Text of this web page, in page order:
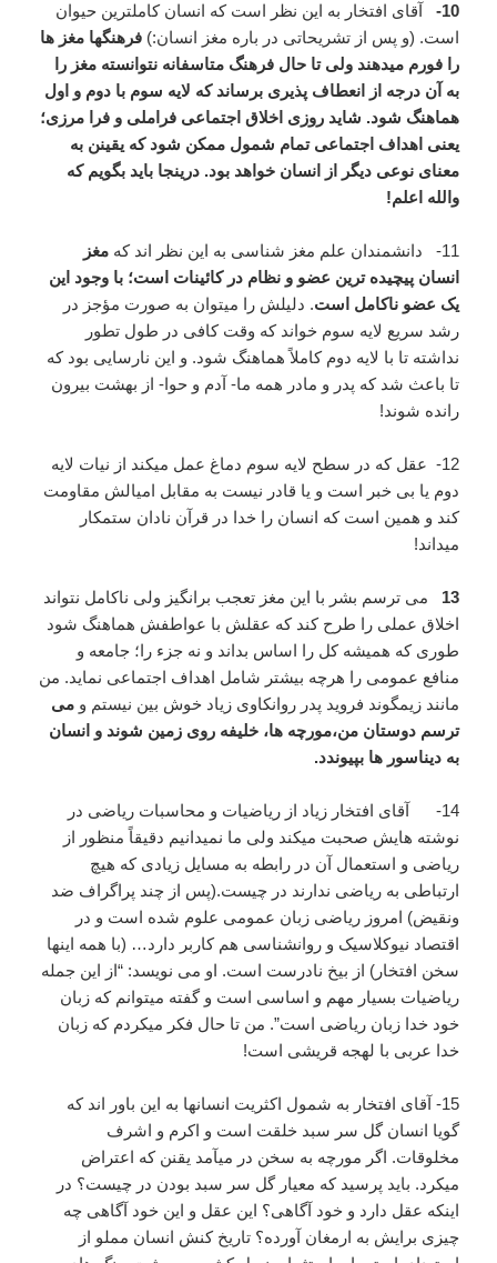
10-
آقای افتخار به این نظر است که انسان کاملترین حیوان
است. (و پس از تشریحاتی در باره مغز انسان:)فرهنگها مغز ها
را فورم میدهند ولی تا حال فرهنگ متاسفانه نتوانسته مغز را
به آن درجه از انعطاف پذیری برساند که لایه سوم با دوم و اول
هماهنگ شود. شاید روزی اخلاق اجتماعی فراملی و فرا مرزی؛
یعنی اهداف اجتماعی تمام شمول ممکن شود که یقینن به
معنای نوعی دیگر از انسان خواهد بود. درینجا باید بگویم که
والله اعلم!
11- دانشمندان علم مغز شناسی به این نظر اند که
مغز
انسان پیچیده ترین عضو و نظام در کائینات است؛ با وجود این
یک عضو ناکامل است. دلیلش را میتوان به صورت مؤجز در
رشد سریع لایه سوم خواند که وقت کافی در طول تطور
نداشته تا با لایه دوم کاملاً هماهنگ شود. و این نارسایی بود که
تا باعث شد که پدر و مادر همه ما- آدم و حوا- از بهشت بیرون
رانده شوند!
12- عقل که در سطح لایه سوم دماغ عمل میکند از نیات لایه
دوم یا بی خبر است و یا قادر نیست به مقابل امیالش مقاومت
کند و همین است که انسان را خدا در قرآن نادان ستمکار
میداند!
13
می ترسم بشر با این مغز تعجب برانگیز ولی ناکامل نتواند
اخلاق عملی را طرح کند که عقلش با عواطفش هماهنگ شود
طوری که همیشه کل را اساس بداند و نه جزء را؛ جامعه و
منافع عمومی را هرچه بیشتر شامل اهداف اجتماعی نماید. من
مانند زیمگوند فروید پدر روانکاوی زیاد خوش بین نیستم ومی
ترسم دوستان من،مورچه ها، خلیفه روی زمین شوند و انسان
به دیناسور ها بپیوندد.
14- آقای افتخار زیاد از ریاضیات و محاسبات ریاضی در
نوشته هایش صحبت میکند ولی ما نمیدانیم دقیقاً منظور از
ریاضی و استعمال آن در رابطه به مسایل زیادی که هیچ
ارتباطی به ریاضی ندارند در چیست.(پس از چند پراگراف ضد
ونقیض) امروز ریاضی زبان عمومی علوم شده است و در
اقتصاد نیوکلاسیک و روانشناسی هم کاربر دارد… (با همه اینها
سخن افتخار) از بیخ نادرست است. او می نویسد: “از این جمله
ریاضیات بسیار مهم و اساسی است و گفته میتوانم که زبان
خود خدا زبان ریاضی است”. من تا حال فکر میکردم که زبان
خدا عربی با لهجه قریشی است!
15- آقای افتخار به شمول اکثریت انسانها به این باور اند که
گویا انسان گل سر سبد خلقت است و اکرم و اشرف
مخلوقات. اگر مورچه به سخن در میآمد یقنن که اعتراض
میکرد. باید پرسید که معیار گل سر سبد بودن در چیست؟ در
اینکه عقل دارد و خود آگاهی؟ این عقل و این خود آگاهی چه
چیزی برایش به ارمغان آورده؟ تاریخ کنش انسان مملو از